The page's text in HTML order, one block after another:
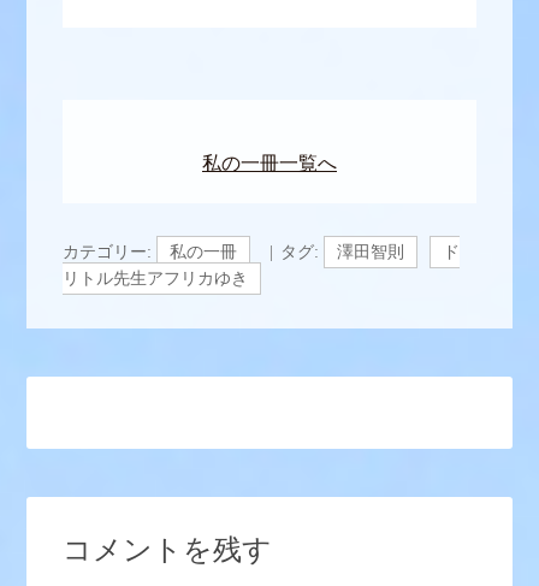
私の一冊一覧へ
カテゴリー: 私の一冊 タグ: 澤田智則
ド
リトル先生アフリカゆき
コメントを残す